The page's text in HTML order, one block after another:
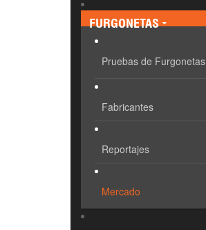
FURGONETAS
Pruebas de Furgonetas
Fabricantes
Reportajes
Mercado